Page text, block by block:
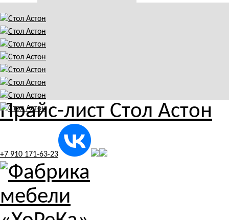
Прайс-лист Стол Астон
+7 910 171-63-23